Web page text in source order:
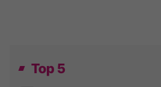
Top 5